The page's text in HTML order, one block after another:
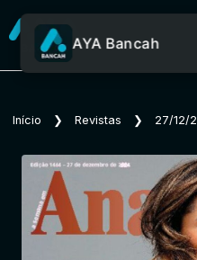
AYA Bancah
Início ❯ Revistas ❯ 27/12/